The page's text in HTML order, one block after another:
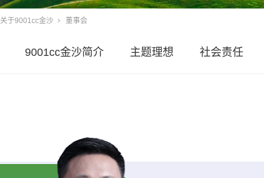
关于9001cc金沙 董事会
9001cc金沙简介 主题理想 社会责任